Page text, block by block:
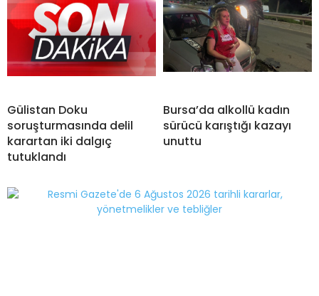
Gülistan Doku
soruşturmasında delil
karartan iki dalgıç
tutuklandı
Bursa’da alkollü kadın
sürücü karıştığı kazayı
unuttu